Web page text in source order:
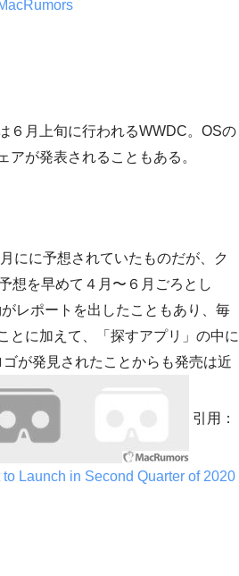
６月上旬に行われるWWDC。OSの
アが発表されることもある。
にに予想されていたものだが、ク
想を早めて４月〜６月ごろとし
レポートを出したこともあり、毎
とに加えて、「探すアプリ」の中に
が発見されたことからも発売は近
引用：
to Launch in Second Quarter of 2020